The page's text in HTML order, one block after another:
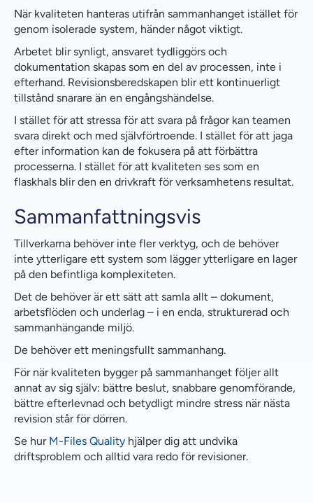
När kvaliteten hanteras utifrån sammanhanget istället för
genom isolerade system, händer något viktigt.
Arbetet blir synligt, ansvaret tydliggörs och
dokumentation skapas som en del av processen, inte i
efterhand. Revisionsberedskapen blir ett kontinuerligt
tillstånd snarare än en engångshändelse.
I stället för att stressa för att svara på frågor kan teamen
svara direkt och med självförtroende. I stället för att jaga
efter information kan de fokusera på att förbättra
processerna. I stället för att kvaliteten ses som en
flaskhals blir den en drivkraft för verksamhetens resultat.
Sammanfattningsvis
Tillverkarna behöver inte fler verktyg, och de behöver
inte ytterligare ett system som lägger ytterligare en lager
på den befintliga komplexiteten.
Det de behöver är ett sätt att samla allt – dokument,
arbetsflöden och underlag – i en enda, strukturerad och
sammanhängande miljö.
De behöver ett meningsfullt sammanhang.
För när kvaliteten bygger på sammanhanget följer allt
annat av sig själv: bättre beslut, snabbare genomförande,
bättre efterlevnad och betydligt mindre stress när nästa
revision står för dörren.
Se hur M-Files Quality hjälper dig att undvika
driftsproblem och alltid vara redo för revisioner.